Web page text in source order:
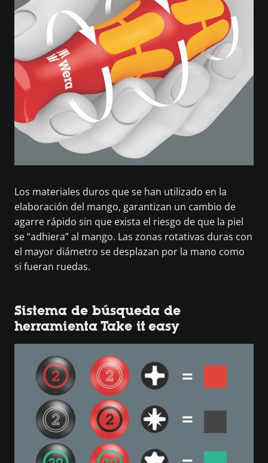
Los materiales duros que se han utilizado en la
elaboración del mango, garantizan un cambio de
agarre rápido sin que exista el riesgo de que la piel
se “adhiera” al mango. Las zonas rotativas duras con
el mayor diámetro se desplazan por la mano como
si fueran ruedas.
Sistema de búsqueda de
herramienta Take it easy